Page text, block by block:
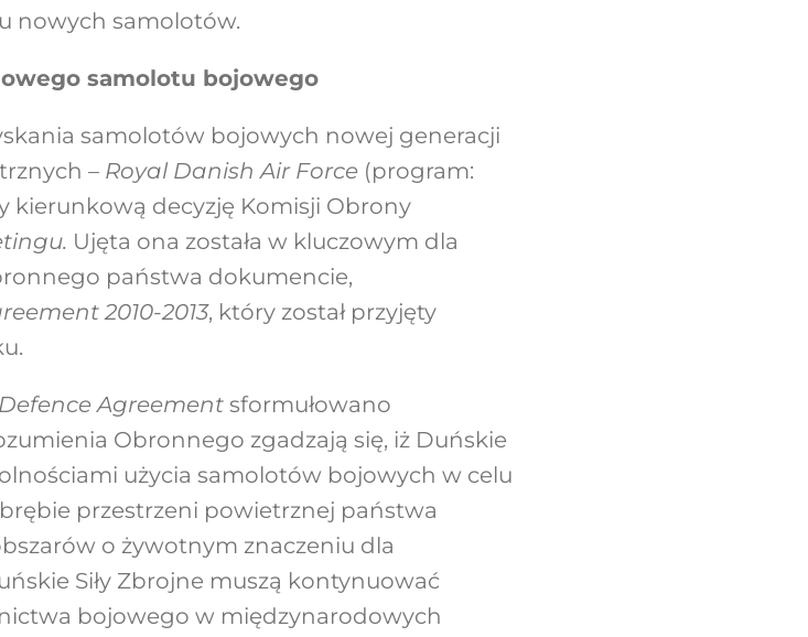
nowych samolotów.
samolotu bojowego
samolotów bojowych nowej generacji
– Royal Danish Air Force(program:
kierunkową decyzję Komisji Obrony
Ujęta ona została w kluczowym dla
państwa dokumencie,
2010-2013, który został przyjęty
Agreement sformułowano
Obronnego zgadzają się, iż Duńskie
użycia samolotów bojowych w celu
przestrzeni powietrznej państwa
o żywotnym znaczeniu dla
Siły Zbrojne muszą kontynuować
bojowego w międzynarodowych